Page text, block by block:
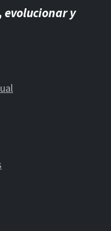
evolucionar y